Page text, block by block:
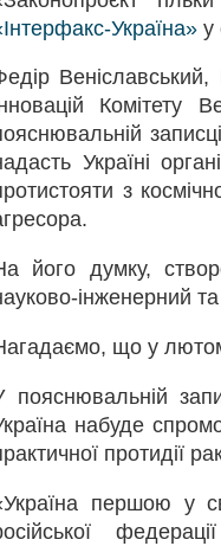
Україна» у
Комітету
Україні
з
його думку,
інженерний
що у
пояснювальній
набуде
протидії
першою у